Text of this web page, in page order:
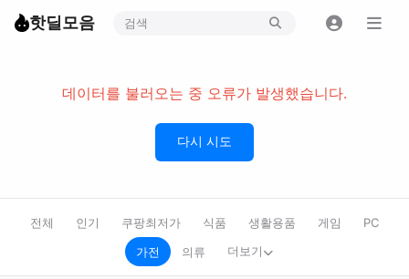
핫딜모음
데이터를 불러오는 중 오류가 발생했습니다.
다시 시도
전체 인기 쿠팡최저가 식품 생활용품 게임
PC
가전
의류 더보기